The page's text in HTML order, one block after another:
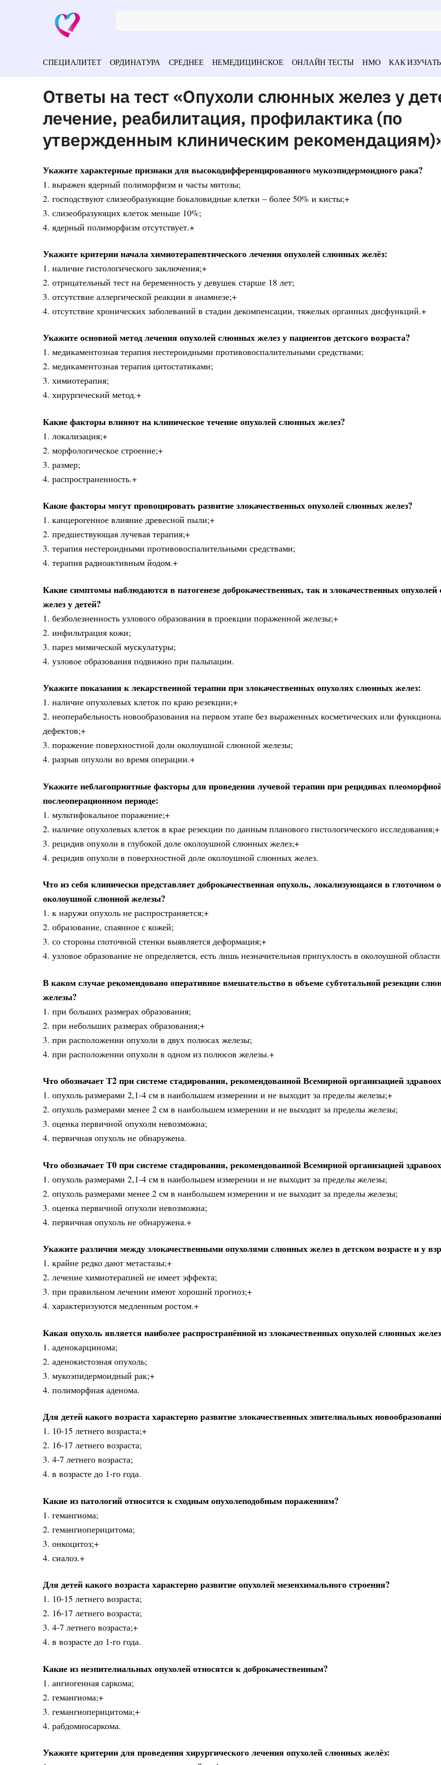
СПЕЦИАЛИТЕТ ОРДИНАТУРА СРЕДНЕЕ НЕМЕДИЦИНСКОЕ ОНЛАЙН ТЕСТЫ НМО КАК ИЗУЧАТЬ
Ответы на тест «Опухоли слюнных желез у
лечение, реабилитация, профилактика (по
утвержденным клиническим
Укажите характерные признаки для высокодифференцированного мукоэпидермоидного рака?
1. выражен ядерный полиморфизм и часты митозы;
2. господствуют слизеобразующие бокаловидные клетки – более 50% и кисты;+
3. слизеобразующих клеток меньше 10%;
4. ядерный полиморфизм отсутствует.+
Укажите критерии начала химиотерапевтического лечения опухолей слюнных желёз:
1. наличие гистологического заключения;+
2. отрицательный тест на беременность у девушек старше 18 лет;
3. отсутствие аллергической реакции в анамнезе;+
4. отсутствие хронических заболеваний в стадии декомпенсации, тяжелых органных дисфункций.+
Укажите основной метод лечения опухолей слюнных желез у пациентов детского возраста?
1. медикаментозная терапия нестероидными противовоспалительными средствами;
2. медикаментозная терапия цитостатиками;
3. химиотерапия;
4. хирургический метод.+
Какие факторы влияют на клиническое течение опухолей слюнных желез?
1. локализация;+
2. морфологическое строение;+
3. размер;
4. распространенность.+
Какие факторы могут провоцировать развитие злокачественных опухолей слюнных желез?
1. канцерогенное влияние древесной пыли;+
2. предшествующая лучевая терапия;+
3. терапия нестероидными противовоспалительными средствами;
4. терапия радиоактивным йодом.+
Какие симптомы наблюдаются в патогенезе доброкачественных, так и злокачественных
желез у детей?
1. безболезненность узлового образования в проекции пораженной железы;+
2. инфильтрация кожи;
3. парез мимической мускулатуры;
4. узловое образования подвижно при пальпации.
Укажите показания к лекарственной терапии при злокачественных опухолях слюнных желез:
1. наличие опухолевых клеток по краю резекции;+
2. неоперабельность новообразования на первом этапе без выраженных косметических или
дефектов;+
3. поражение поверхностной доли околоушной слюнной железы;
4. разрыв опухоли во время операции.+
Укажите неблагоприятные факторы для проведения лучевой терапии при рецидивах
послеоперационном периоде:
1. мультифокальное поражение;+
2. наличие опухолевых клеток в крае резекции по данным планового гистологического исследования;+
3. рецидив опухоли в глубокой доле околоушной слюнных желез;+
4. рецидив опухоли в поверхностной доле околоушной слюнных желез.
Что из себя клинически представляет доброкачественная опухоль, локализующаяся в глоточном
околоушной слюнной железы?
1. к наружи опухоль не распространяется;+
2. образование, спаянное с кожей;
3. со стороны глоточной стенки выявляется деформация;+
4. узловое образование не определяется, есть лишь незначительная припухлость в околоушной
В каком случае рекомендовано оперативное вмешательство в объеме субтотальной резекции
железы?
1. при больших размерах образования;
2. при небольших размерах образования;+
3. при расположении опухоли в двух полюсах железы;
4. при расположении опухоли в одном из полюсов железы.+
Что обозначает Т2 при системе стадирования, рекомендованной Всемирной организацией
1. опухоль размерами 2,1-4 см в наибольшем измерении и не выходит за пределы железы;+
2. опухоль размерами менее 2 см в наибольшем измерении и не выходит за пределы железы;
3. оценка первичной опухоли невозможна;
4. первичная опухоль не обнаружена.
Что обозначает Т0 при системе стадирования, рекомендованной Всемирной организацией
1. опухоль размерами 2,1-4 см в наибольшем измерении и не выходит за пределы железы;
2. опухоль размерами менее 2 см в наибольшем измерении и не выходит за пределы железы;
3. оценка первичной опухоли невозможна;
4. первичная опухоль не обнаружена.+
Укажите различия между злокачественными опухолями слюнных желез в детском возрасте и у
1. крайне редко дают метастазы;+
2. лечение химиотерапией не имеет эффекта;
3. при правильном лечении имеют хороший прогноз;+
4. характеризуются медленным ростом.+
Какая опухоль является наиболее распространённой из злокачественных опухолей слюнных
1. аденокарцинома;
2. аденокистозная опухоль;
3. мукоэпидермоидный рак;+
4. полиморфная аденома.
Для детей какого возраста характерно развитие злокачественных эпителиальных
1. 10-15 летнего возраста;+
2. 16-17 летнего возраста;
3. 4-7 летнего возраста;
4. в возрасте до 1-го года.
Какие из патологий относятся к сходным опухолеподобным поражениям?
1. гемангиома;
2. гемангиоперицитома;
3. онкоцитоз;+
4. сиалоз.+
Для детей какого возраста характерно развитие опухолей мезенхимального строения?
1. 10-15 летнего возраста;
2. 16-17 летнего возраста;
3. 4-7 летнего возраста;+
4. в возрасте до 1-го года.
Какие из неэпителиальных опухолей относятся к доброкачественным?
1. ангиогенная саркома;
2. гемангиома;+
3. гемангиоперицитома;+
4. рабдомиосаркома.
Укажите критерии для проведения хирургического лечения опухолей слюнных желёз: